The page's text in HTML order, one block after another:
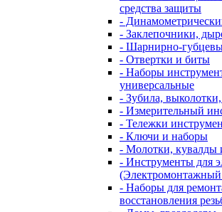
средства защиты
-
- Заклепочники,
- Шарнирно-
- Отвертки и биты
- Наборы
универсальные
- Зубила,
- Измерительный
- Тележки
- Ключи и наборы
- Молотки, кувалды
- Инструменты для
- Наборы для
восстановления